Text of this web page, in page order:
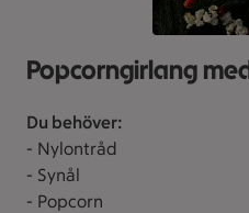
Popcorngirlang
Du behöver:
- Nylontråd
- Synål
- Popcorn